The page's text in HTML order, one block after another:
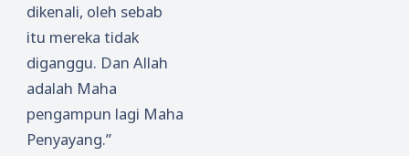
dikenali, oleh sebab
itu mereka tidak
diganggu. Dan Allah
adalah Maha
pengampun lagi Maha
Penyayang.”